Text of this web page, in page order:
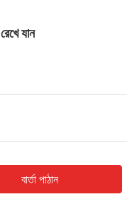
যান
বার্তা পাঠান